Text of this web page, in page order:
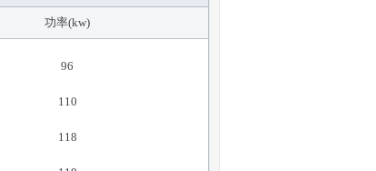
功率(kw)
96
110
118